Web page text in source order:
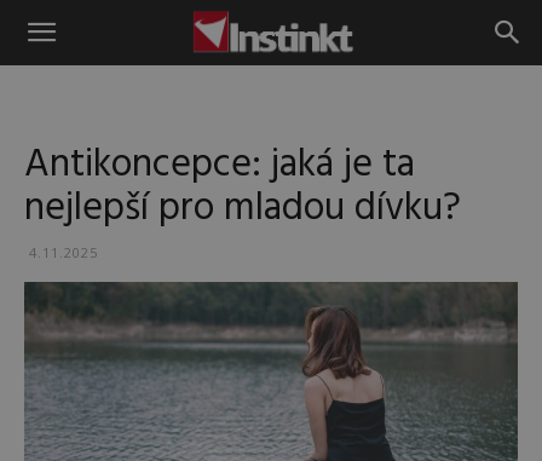
Instinkt
Antikoncepce: jaká je ta
nejlepší pro mladou dívku?
4.11.2025